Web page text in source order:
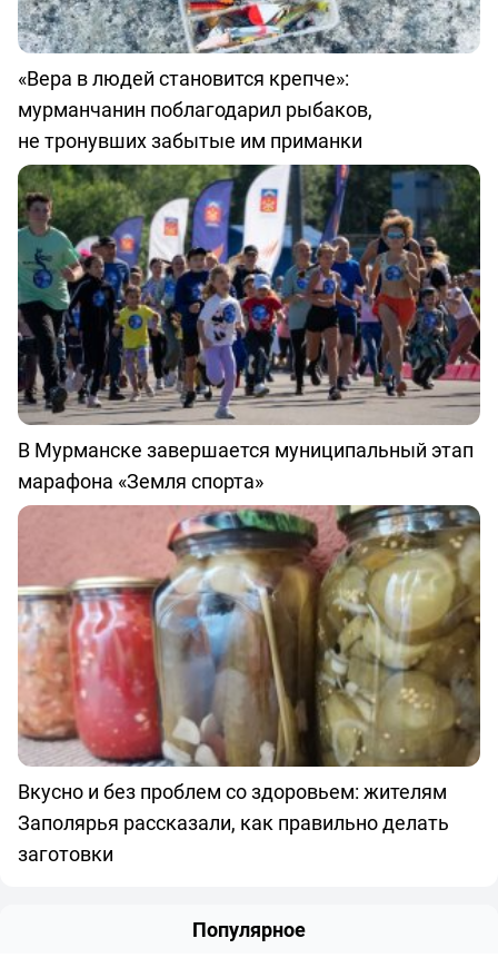
«Вера в людей становится крепче»:
мурманчанин поблагодарил рыбаков,
не тронувших забытые им приманки
В Мурманске завершается муниципальный этап
марафона «Земля спорта»
Вкусно и без проблем со здоровьем: жителям
Заполярья рассказали, как правильно делать
заготовки
Популярное